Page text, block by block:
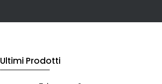
Ultimi Prodotti